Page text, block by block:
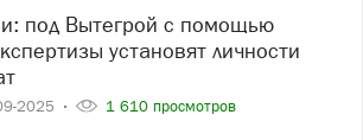
установят личности
2025 1 610 просмотров